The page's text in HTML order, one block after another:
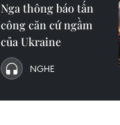
Nga thông báo tấn
công căn cứ ngầm
của Ukraine
NGHE